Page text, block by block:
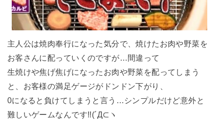
主人公は焼肉奉行になった気分で、焼けたお肉や野菜を
お客さんに配っていくのですが…間違って
生焼けや焦げ焦げになったお肉や野菜を配ってしまう
と、お客様の満足ゲージがドンドン下がり、
0になると負けてしまうと言う…シンプルだけど意外と
難しいゲームなんです!!(´Д⊂ヽ